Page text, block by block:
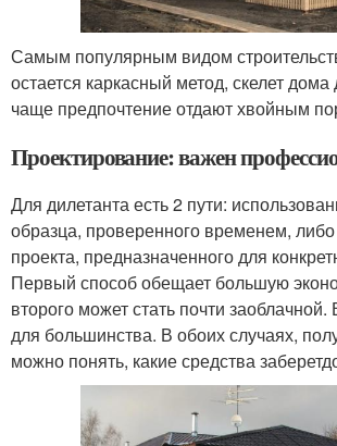
Самым популярным видом
остается каркасный метод, скелет
чаще предпочтение отдают хвойным
Проектирование: важен
Для дилетанта есть 2 пути:
образца, проверенного временем, либо
проекта, предназначенного для
Первый способ обещает большую
второго может стать почти
для большинства. В обоих случаях,
можно понять, какие средства